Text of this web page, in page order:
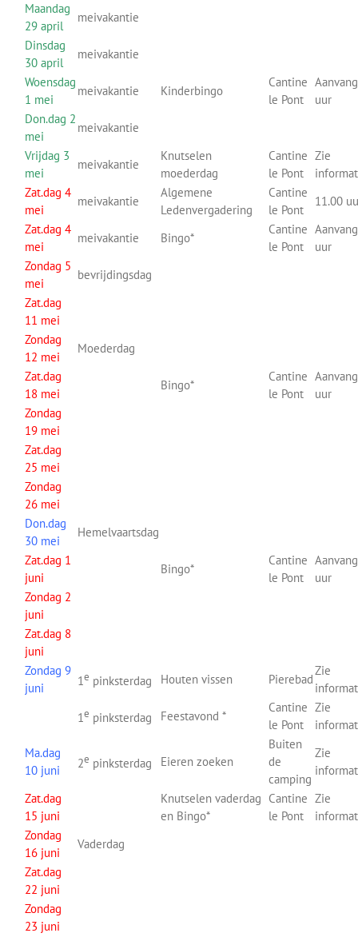
Maandag
29 april
meivakantie
Dinsdag
30 april
meivakantie
Woensdag
1 mei
meivakantie Kinderbingo
Cantine
le Pont
uur
Don.dag 2
mei
meivakantie
Vrijdag 3
mei
meivakantie
Knutselen
moederdag
Cantine
le Pont
Zie
Zat.dag 4
mei
meivakantie
Algemene
Ledenvergadering
Cantine
le Pont
11.00
Zat.dag 4
mei
meivakantie Bingo*
Cantine
le Pont
uur
Zondag 5
mei
bevrijdingsdag
Zat.dag
11 mei
Zondag
12 mei
Moederdag
Zat.dag
18 mei
Bingo*
Cantine
le Pont
uur
Zondag
19 mei
Zat.dag
25 mei
Zondag
26 mei
Don.dag
30 mei
Hemelvaartsdag
Zat.dag 1
juni
Bingo*
Cantine
le Pont
uur
Zondag 2
juni
Zat.dag 8
juni
Zondag 9
juni
1e pinksterdag Houten vissen Pierebad
Zie
1e pinksterdag Feestavond *
Cantine
le Pont
Zie
Ma.dag
10 juni
2e pinksterdag Eieren zoeken
Buiten
de
camping
Zie
Zat.dag
15 juni
Knutselen vaderdag
en Bingo*
Cantine
le Pont
Zie
Zondag
16 juni
Vaderdag
Zat.dag
22 juni
Zondag
23 juni